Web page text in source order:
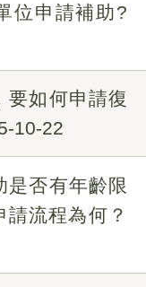
位申請補助?
要如何申請復
10-22
是否有年齡限
流程為何？